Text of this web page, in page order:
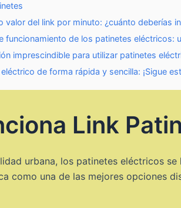
valor del link por minuto: ¿cuánto deberías
funcionamiento de los patinetes eléctricos:
imprescindible para utilizar patinetes
de forma rápida y sencilla: ¡Sigue
Link
urbana, los patinetes eléctricos
como una de las mejores opciones